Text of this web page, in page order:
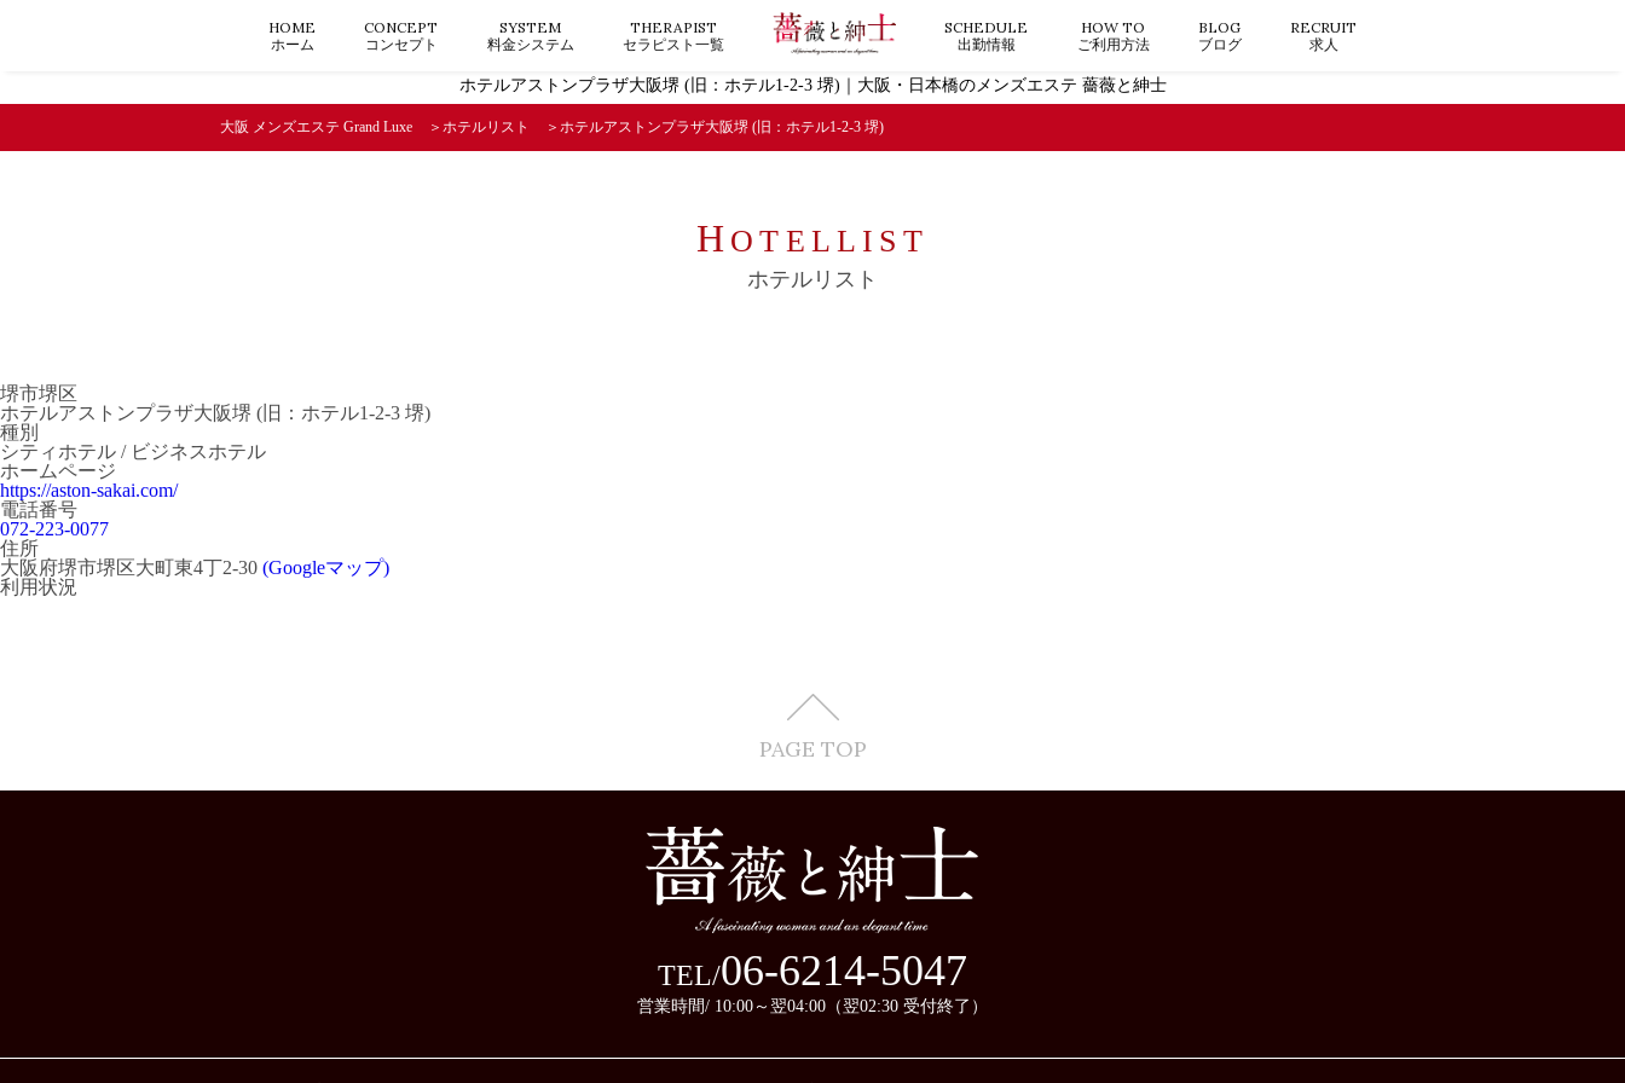
HOME
ホーム
CONCEPT
コンセプト
SYSTEM
料金システム
THERAPIST
セラピスト一覧
SCHEDULE
出勤情報
HOW TO
ご利用方法
BLOG
ブログ
RECRUIT
求人
ホテルアストンプラザ大阪堺 (旧：ホテル1-2-3 堺)｜大阪・日本橋のメンズエステ 薔薇と紳士
大阪 メンズエステ Grand Luxe ホテルリスト ホテルアストンプラザ大阪堺 (旧：ホテル1-2-3 堺)
H OTELLIST
ホテルリスト
堺市堺区
ホテルアストンプラザ大阪堺 (旧：ホテル1-2-3 堺)
種別
シティホテル / ビジネスホテル
ホームページ
https://aston-sakai.com/
電話番号
072-223-0077
住所
大阪府堺市堺区大町東4丁2-30 (Googleマップ)
利用状況
PAGE TOP
TEL/06-6214-5047
営業時間/ 10:00～翌04:00（翌02:30 受付終了）